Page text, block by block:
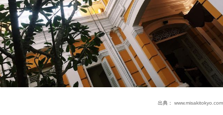
出典： www.misakitokyo.com